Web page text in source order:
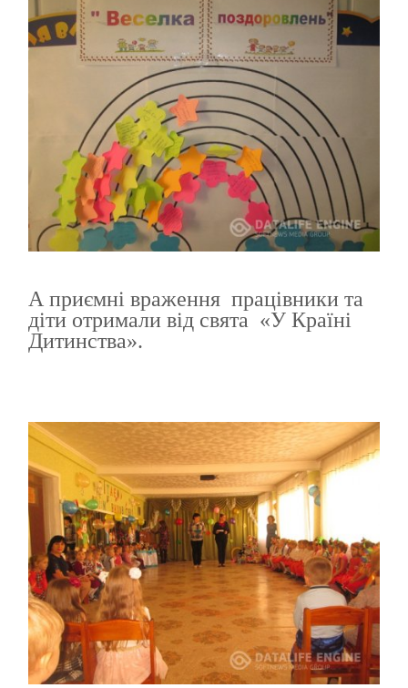
А приємні враження працівники та
діти отримали від свята «У Країні
Дитинства».